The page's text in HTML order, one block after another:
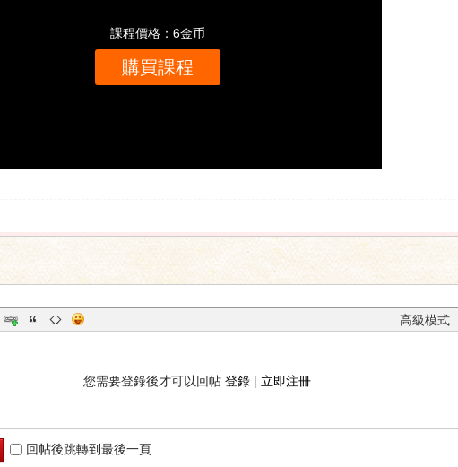
課程價格：6金币
購買課程
高級模式
您需要登錄後才可以回帖 登錄| 立即注冊
回帖後跳轉到最後一頁